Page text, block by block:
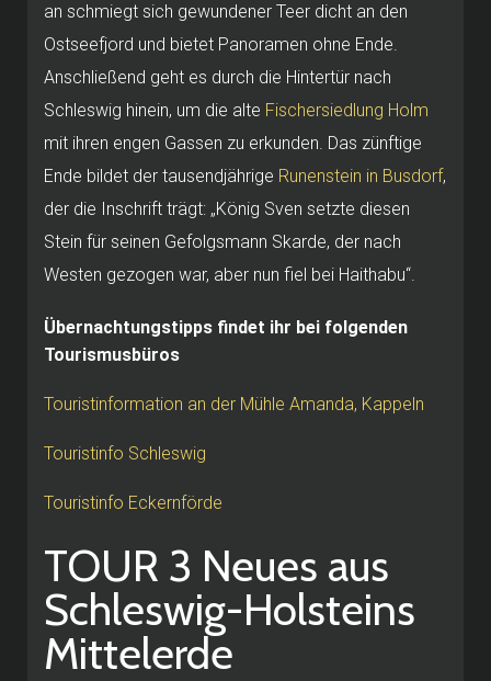
an schmiegt sich gewundener Teer dicht an den
Ostseefjord und bietet Panoramen ohne Ende.
Anschließend geht es durch die Hintertür nach
Schleswig hinein, um die alte Fischersiedlung Holm
mit ihren engen Gassen zu erkunden. Das zünftige
Ende bildet der tausendjährige Runenstein in Busdorf,
der die Inschrift trägt: „König Sven setzte diesen
Stein für seinen Gefolgsmann Skarde, der nach
Westen gezogen war, aber nun fiel bei Haithabu“.
Übernachtungstipps findet ihr bei folgenden
Tourismusbüros
Touristinformation an der Mühle Amanda, Kappeln
Touristinfo Schleswig
Touristinfo Eckernförde
TOUR 3 Neues aus
Schleswig-Holsteins
Mittelerde